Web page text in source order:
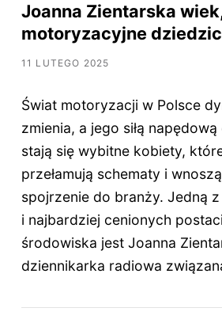
Joanna Zientarska
motoryzacyjne
11 LUTEGO 2025
Świat motoryzacji w Polsce
zmienia, a jego siłą
stają się wybitne kobiety,
przełamują schematy i
spojrzenie do branży. Jedną
i najbardziej cenionych
środowiska jest Joanna
dziennikarka radiowa